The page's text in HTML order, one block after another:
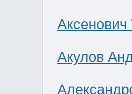
Акулов